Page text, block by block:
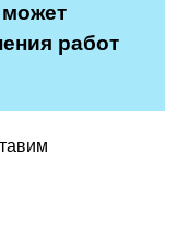
работ